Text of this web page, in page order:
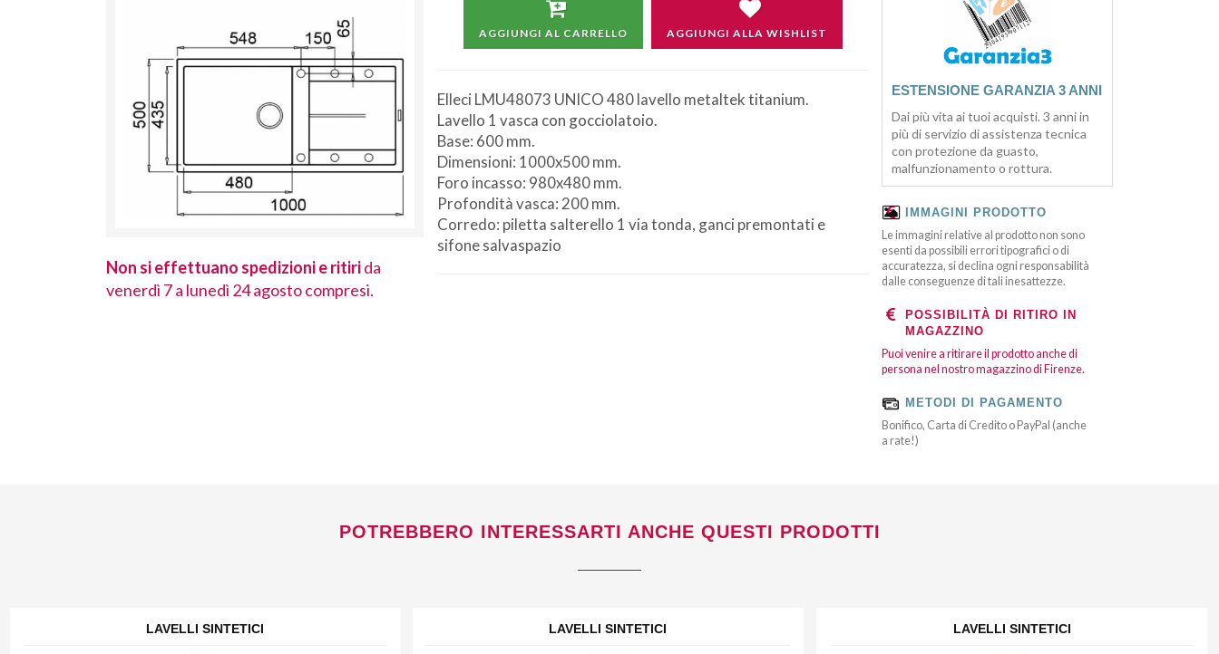
Non si effettuano spedizioni e ritirida
venerdì 7 a lunedì 24 agosto compresi.
AGGIUNGI AL CARRELLO AGGIUNGI ALLA WISHLIST
Elleci LMU48073 UNICO 480 lavello metaltek titanium.
Lavello 1 vasca con gocciolatoio.
Base: 600 mm.
Dimensioni: 1000x500 mm.
Foro incasso: 980x480 mm.
Profondità vasca: 200 mm.
Corredo: piletta salterello 1 via tonda, ganci premontati e
sifone salvaspazio
ESTENSIONE GARANZIA 3 ANNI
Dai più vita ai tuoi acquisti. 3 anni in
più di servizio di assistenza tecnica
con protezione da guasto,
malfunzionamento o rottura.
IMMAGINI PRODOTTO
Le immagini relative al prodotto non sono
esenti da possibili errori tipografici o di
accuratezza, si declina ogni responsabilità
dalle conseguenze di tali inesattezze.
POSSIBILITÀ DI RITIRO IN
MAGAZZINO
Puoi venire a ritirare il prodotto anche di
persona nel nostro magazzino di Firenze.
METODI DI PAGAMENTO
Bonifico, Carta di Credito o PayPal (anche
a rate!)
POTREBBERO INTERESSARTI ANCHE QUESTI PRODOTTI
LAVELLI SINTETICI LAVELLI SINTETICI LAVELLI SINTETICI